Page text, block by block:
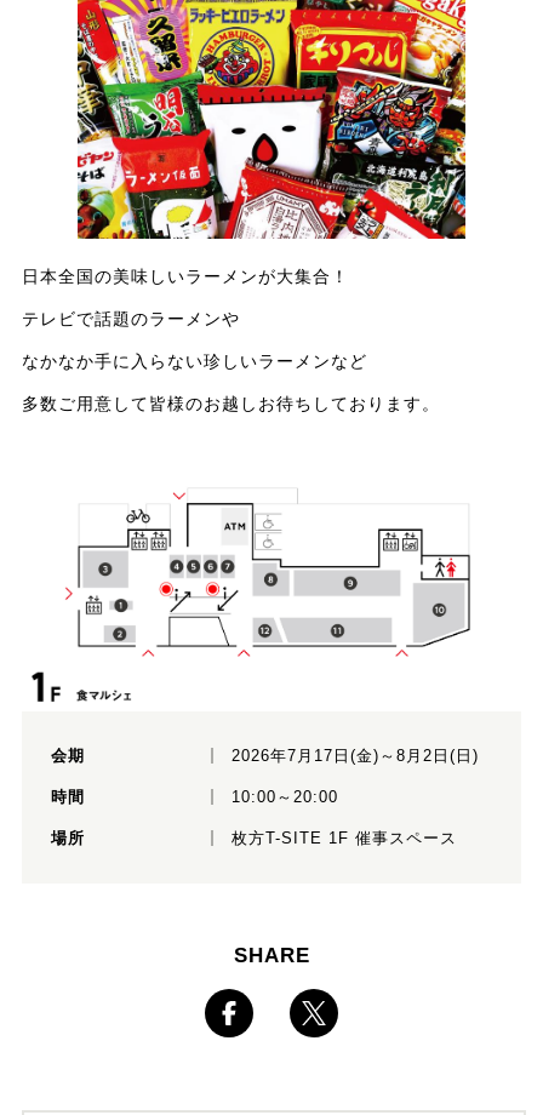
日本全国の美味しいラーメンが大集合！
テレビで話題のラーメンや
なかなか手に入らない珍しいラーメンなど
多数ご用意して皆様のお越しお待ちしております。
会期 2026年7月17日(金)～8月2日(日)
時間 10:00～20:00
場所 枚方T-SITE 1F 催事スペース
SHARE